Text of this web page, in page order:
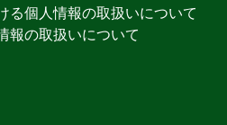
る個人情報の取扱いについて
報の取扱いについて